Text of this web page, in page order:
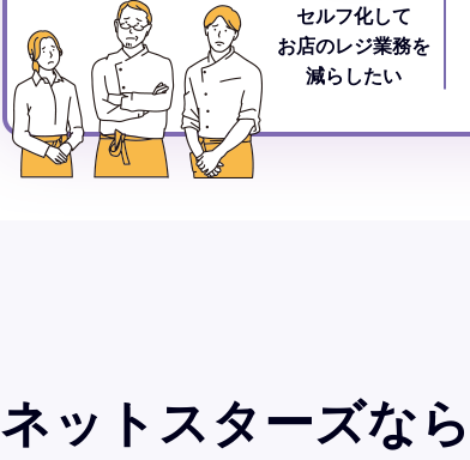
セルフ化して
お店のレジ業務を
減らしたい
ネットスターズなら